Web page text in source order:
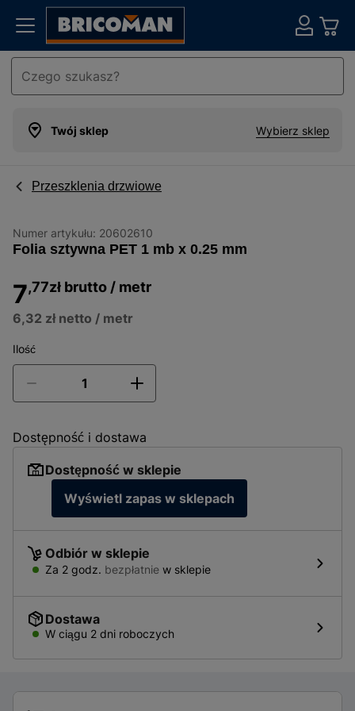
Twój sklep Wybierz sklep
Przeszklenia drzwiowe
Numer artykułu: 20602610
Folia sztywna PET 1 mb x 0.25 mm
7,77zł brutto / metr
6,32 zł netto / metr
Ilość
Dostępność i dostawa
Dostępność w sklepie
Wyświetl zapas w sklepach
Odbiór w sklepie
Za 2 godz. bezpłatnie w sklepie
Dostawa
W ciągu 2 dni roboczych